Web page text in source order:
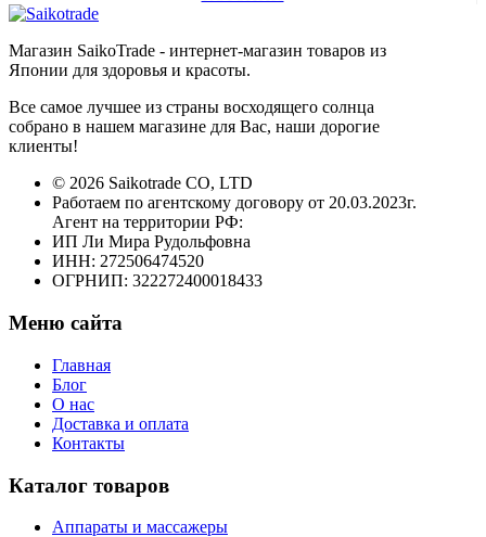
Магазин SaikoTrade - интернет-магазин товаров из
Японии для здоровья и красоты.
Все самое лучшее из страны восходящего солнца
собрано в нашем магазине для Вас, наши дорогие
клиенты!
© 2026 Saikotrade CO, LTD
Работаем по агентскому договору от 20.03.2023г.
Агент на территории РФ:
ИП Ли Мира Рудольфовна
ИНН: 272506474520
ОГРНИП: 322272400018433
Меню сайта
Главная
Блог
О нас
Доставка и оплата
Контакты
Каталог товаров
Аппараты и массажеры